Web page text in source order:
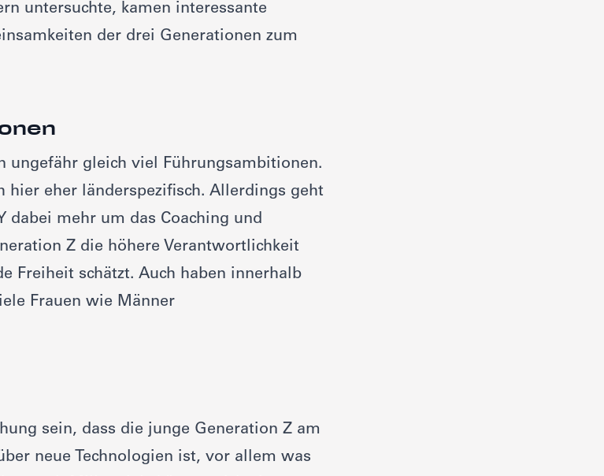
untersuchte, kamen interessante
der drei Generationen zum
ungefähr gleich viel Führungsambitionen.
hier eher länderspezifisch. Allerdings geht
dabei mehr um das Coaching und
Z die höhere Verantwortlichkeit
Freiheit schätzt. Auch haben innerhalb
Frauen wie Männer
sein, dass die junge Generation Z am
neue Technologien ist, vor allem was